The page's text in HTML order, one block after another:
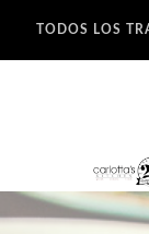
TODOS LOS